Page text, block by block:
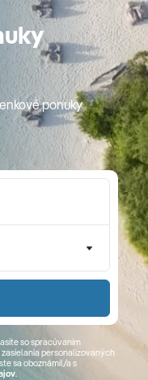
ponuky
so spracúvaním
personalizovaných
sa oboznámil/a s
.